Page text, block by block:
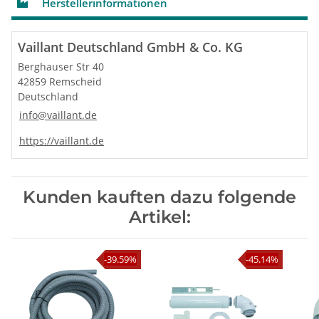
Vaillant Deutschland GmbH & Co. KG
Berghauser Str 40
42859 Remscheid
Deutschland
info@vaillant.de
https://vaillant.de
Kunden kauften dazu folgende
Artikel:
-39.59% -45.14%